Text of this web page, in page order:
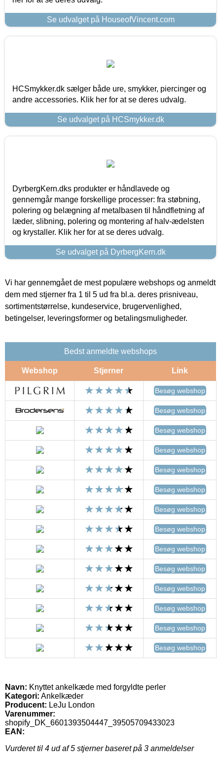
Se udvalget på HouseofVincent.com
HCSmykker.dk sælger både ure, smykker, piercinger og
andre accessories. Klik her for at se deres udvalg.
Se udvalget på HCSmykker.dk
DyrbergKern.dks produkter er håndlavede og
gennemgår mange forskellige processer: fra støbning,
polering og belægning af metalbasen til håndfletning af
læder, slibning, polering og montering af halv-ædelsten
og krystaller. Klik her for at se deres udvalg.
Se udvalget på DyrbergKern.dk
Vi har gennemgået de mest populære webshops og anmeldt
dem med stjerner fra 1 til 5 ud fra bl.a. deres prisniveau,
sortimentstørrelse, kundeservice, brugervenlighed,
betingelser, leveringsformer og betalingsmuligheder.
Bedst anmeldte webshops
Webshop Stjerner Link
Besøg webshop
Besøg webshop
Besøg webshop
Besøg webshop
Besøg webshop
Besøg webshop
Besøg webshop
Besøg webshop
Besøg webshop
Besøg webshop
Besøg webshop
Besøg webshop
Besøg webshop
Besøg webshop
Navn: Knyttet ankelkæde med forgyldte perler
Kategori: Ankelkæder
Producent: LeJu London
Varenummer:
shopify_DK_6601393504447_39505709433023
EAN:
Vurderet til 4 ud af 5 stjerner baseret på 3 anmeldelser